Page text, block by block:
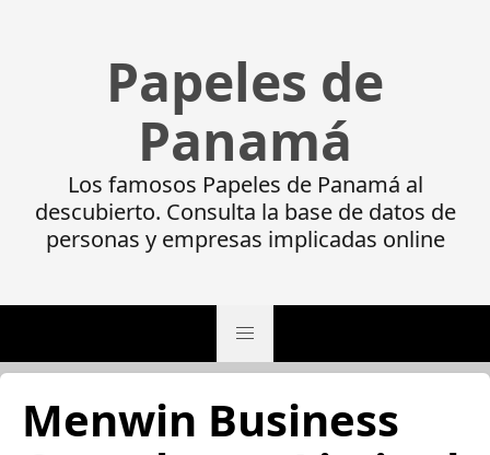
Papeles de
Panamá
Los famosos Papeles de Panamá al
descubierto. Consulta la base de datos de
personas y empresas implicadas online
Menwin Business